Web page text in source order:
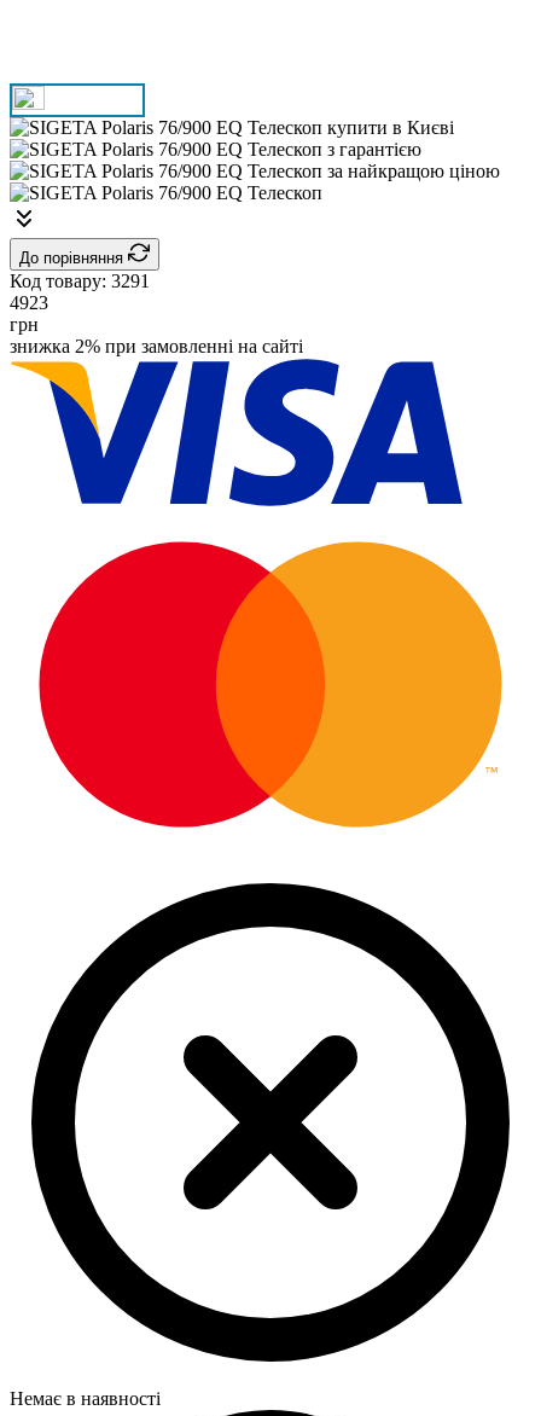
До порівняння
Код товару: 3291
4923
грн
знижка 2% при замовленні на сайті
Немає в наявності